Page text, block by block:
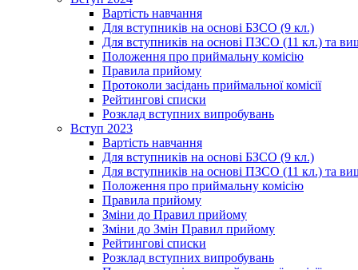
Вартість навчання
Для вступників на основі БЗСО (9 кл.)
Для вступників на основі ПЗСО (11 кл.) та
Положення про приймальну комісію
Правила прийому
Протоколи засідань приймальної комісії
Рейтингові списки
Розклад вступних випробувань
Вступ 2023
Вартість навчання
Для вступників на основі БЗСО (9 кл.)
Для вступників на основі ПЗСО (11 кл.) та
Положення про приймальну комісію
Правила прийому
Зміни до Правил прийому
Зміни до Змін Правил прийому
Рейтингові списки
Розклад вступних випробувань